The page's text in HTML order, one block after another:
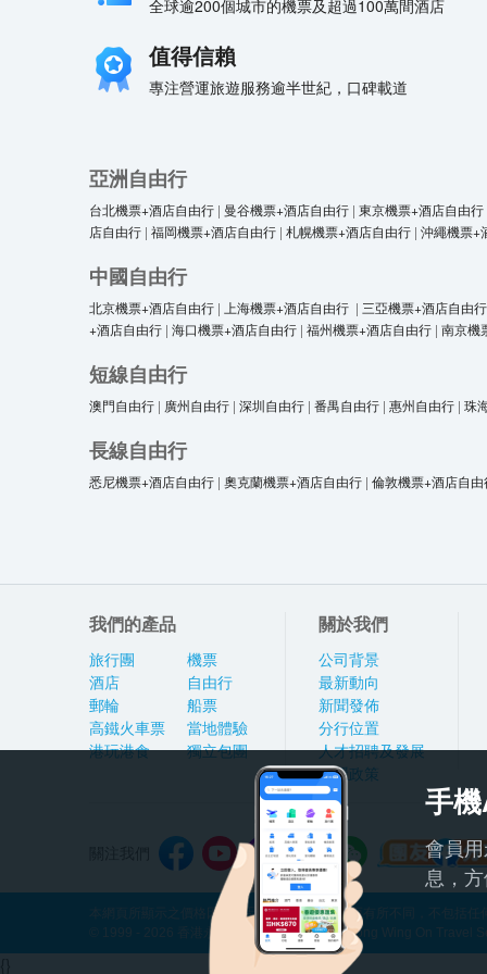
全球逾200個城市的機票及超過100萬間酒店
值得信賴
專注營運旅遊服務逾半世紀，口碑載道
亞洲自由行
台北機票+酒店自由行 | 曼谷機票+酒店自由行 | 東京機票+酒店自由行
店自由行 | 福岡機票+酒店自由行 | 札幌機票+酒店自由行 | 沖繩機票+
中國自由行
北京機票+酒店自由行 | 上海機票+酒店自由行 | 三亞機票+酒店自由行
+酒店自由行 | 海口機票+酒店自由行 | 福州機票+酒店自由行 | 南京機
短線自由行
澳門自由行 | 廣州自由行 | 深圳自由行 | 番禺自由行 | 惠州自由行 | 珠
長線自由行
悉尼機票+酒店自由行 | 奧克蘭機票+酒店自由行 | 倫敦機票+酒店自由
我們的產品
旅行團
酒店
郵輪
高鐵火車票
港玩港食
機票
自由行
船票
當地體驗
獨立包團
關於我們
公司背景
最新動向
新聞發佈
分行位置
人才招聘及發展
私隱政策
本網頁所顯示之價格因應產品種類及出發日期而有所不同，不包括
© 1999 - 2026 香港永安旅遊有限公司 Hong Kong Wing On Travel
手
會員
息，